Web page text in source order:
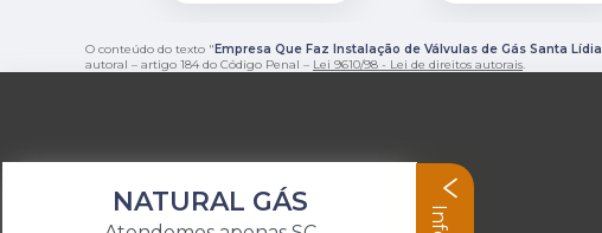
O conteúdo do texto " Empresa Que Faz Instalação de Válvulas de Gás Santa Lídia
autoral – artigo 184 do Código Penal – Lei 9610/98 - Lei de direitos autorais.
NATURAL GÁS